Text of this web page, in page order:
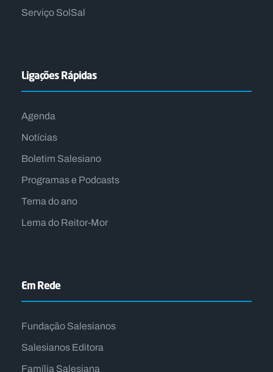
Serviço SolSal
Ligações Rápidas
Agenda
Notícias
Boletim Salesiano
Programas e Podcasts
Tema do ano
Lema do Reitor-Mor
Em Rede
Fundação Salesianos
Salesianos Editora
Família Salesiana